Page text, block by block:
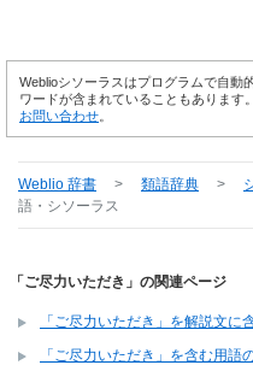
Weblioシソーラスはプログラムで自動
ワードが含まれていることもあります
お問い合わせ
Weblio 辞書 > 類語辞典 >
語・シソーラス
「ご尽力いただき」の関連ページ
「ご尽力いただき」を解説文に
「ご尽力いただき」を含む用語